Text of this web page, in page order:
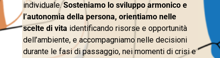
individuale.Sosteniamo lo sviluppo armonico e
l’autonomia della persona, orientiamo nelle
scelte di vita identificando risorse e opportunità
dell’ambiente, e accompagniamo nelle decisioni
durante le fasi di passaggio, nei momenti di crisi e